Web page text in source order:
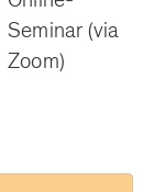
Seminar (via
Zoom)